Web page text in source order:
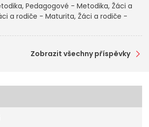
Pedagogové - Metodika Žáci a
a rodiče - Maturita Žáci a rodiče -
Zobrazit všechny příspěvky